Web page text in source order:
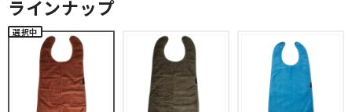
ラインナップ